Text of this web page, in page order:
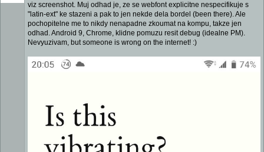
viz screenshot. Muj odhad je, ze se webfont explicitne nespecifikuje s
"latin-ext" ke stazeni a pak to jen nekde dela bordel (been there). Ale
pochopitelne me to nikdy nenapadne zkoumat na kompu, takze jen
odhad. Android 9, Chrome, klidne pomuzu resit debug (idealne PM).
Nevyuzivam, but someone is wrong on the internet! :)